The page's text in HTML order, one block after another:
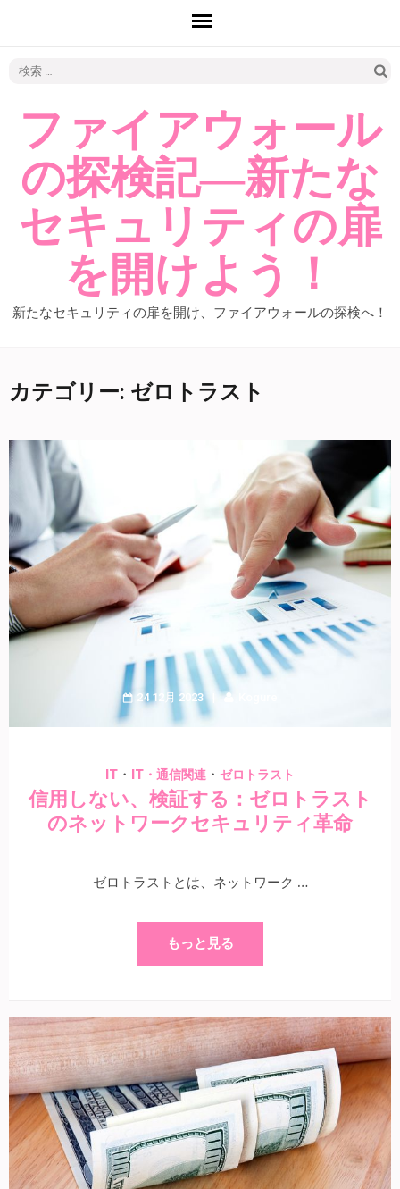
ファイアウォール
の探検記―新たな
セキュリティの扉
を開けよう！
新たなセキュリティの扉を開け、ファイアウォールの探検へ！
カテゴリー: ゼロトラスト
24 12月 2023
IT ・ IT・通信関連 ・ ゼロトラスト
信用しない、検証する：ゼロトラスト
のネットワークセキュリティ革命
ゼロトラストとは、ネットワーク …
もっと見る